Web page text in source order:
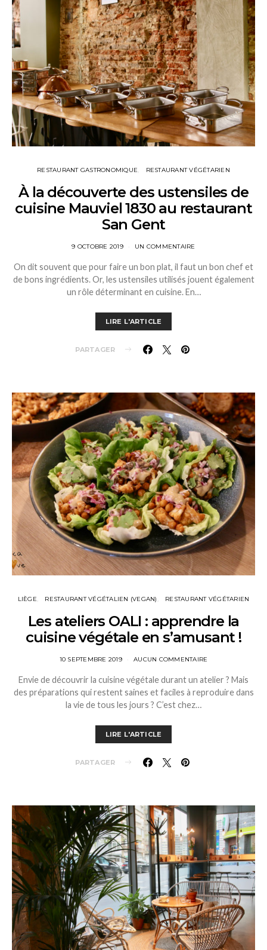
RESTAURANT GASTRONOMIQUE RESTAURANT VÉGÉTARIEN
À la découverte des ustensiles de
cuisine Mauviel 1830 au restaurant
San Gent
9 OCTOBRE 2019 UN COMMENTAIRE
On dit souvent que pour faire un bon plat, il faut un bon chef et
de bons ingrédients. Or, les ustensiles utilisés jouent également
un rôle déterminant en cuisine. En…
LIRE L'ARTICLE
PARTAGER
LIÈGE RESTAURANT VÉGÉTALIEN (VEGAN) RESTAURANT VÉGÉTARIEN
Les ateliers OALI : apprendre la
cuisine végétale en s’amusant !
10 SEPTEMBRE 2019 AUCUN COMMENTAIRE
Envie de découvrir la cuisine végétale durant un atelier ? Mais
des préparations qui restent saines et faciles à reproduire dans
la vie de tous les jours ? C’est chez…
LIRE L'ARTICLE
PARTAGER